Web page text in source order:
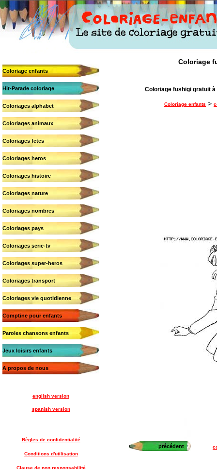
Coloriage enfants
Hit-Parade coloriage
Coloriages alphabet
Coloriages animaux
Coloriages fetes
Coloriages heros
Coloriages histoire
Coloriages nature
Coloriages nombres
Coloriages pays
Coloriages serie-tv
Coloriages super-heros
Coloriages transport
Coloriages vie quotidienne
Comptine pour enfants
Paroles chansons enfants
Jeux loisirs enfants
A propos de nous
english version
spanish version
Règles de confidentialité
Conditions d'utilisation
Clause de non responsabilité
Coloriage
Coloriage fushigi gratuit
Coloriage enfants >
précédent